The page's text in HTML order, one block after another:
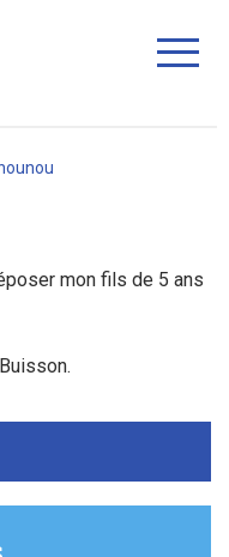
mon fils de 5 ans